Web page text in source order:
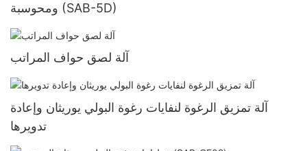
ومحوسبة (SAB-5D)
آلة لصق حواف المراتب
آلة تمزيق الرغوة لنفايات رغوة البولي يوريثان وإعادة
تدويرها